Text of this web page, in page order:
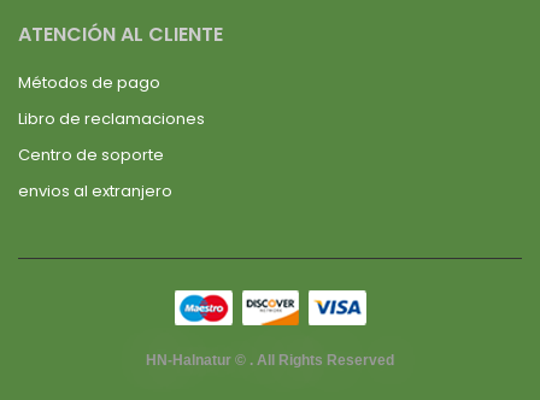
ATENCIÓN AL CLIENTE
Métodos de pago
Libro de reclamaciones
Centro de soporte
envios al extranjero
HN-Halnatur © . All Rights Reserved